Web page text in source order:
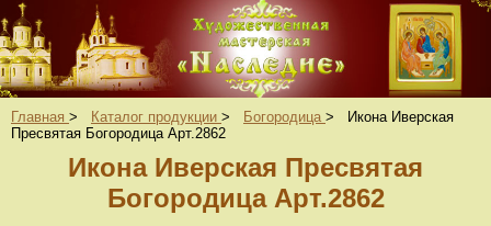
Главная > Каталог продукции > Богородица >
Икона Иверская
Пресвятая Богородица Арт.2862
Икона Иверская Пресвятая
Богородица Арт.2862